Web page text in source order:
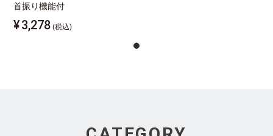
首振り機能付
¥3,278 (税込)